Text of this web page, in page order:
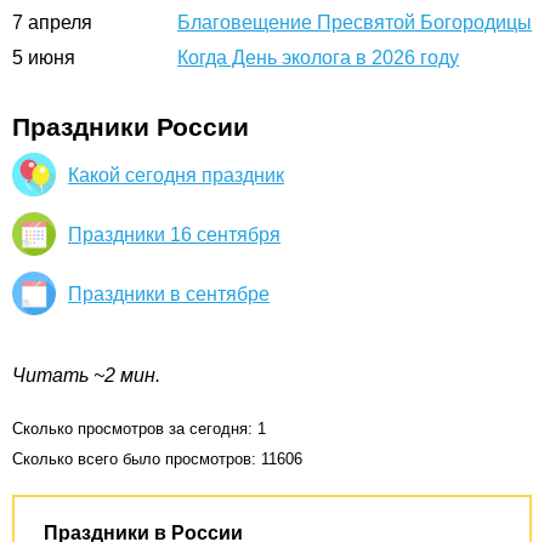
7 апреля
Благовещение Пресвятой Богородицы
5 июня Когда День эколога в 2026 году
Праздники России
Какой сегодня праздник
Праздники 16 сентября
Праздники в сентябре
Читать ~2 мин.
Сколько просмотров за сегодня: 1
Сколько всего было просмотров: 11606
Праздники в России